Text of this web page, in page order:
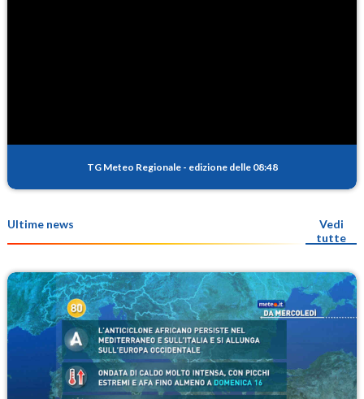
TG Meteo Regionale - edizione delle 08:48
Ultime news
Vedi
tutte